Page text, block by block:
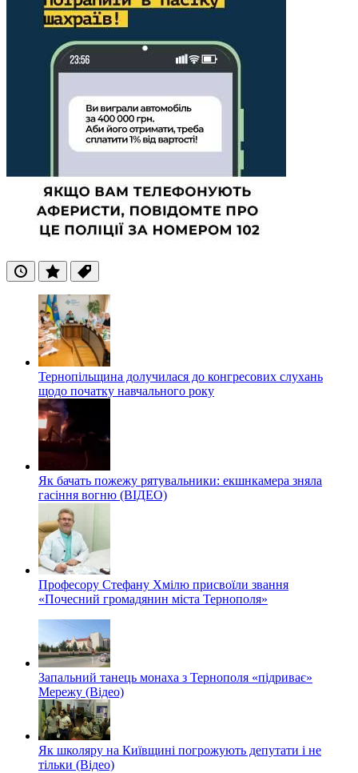
ОстанніПопулярні
Теги
Тернопільщина долучилася до конгресових слухань
щодо початку навчального року
Як бачать пожежу рятувальники: екшнкамера зняла
гасіння вогню (ВІДЕО)
Професору Стефану Хмілю присвоїли звання
«Почесний громадянин міста Тернополя»
Запальний танець монаха з Тернополя «підриває»
Мережу (Відео)
Як школяру на Київщині погрожують депутати і не
тільки (Відео)